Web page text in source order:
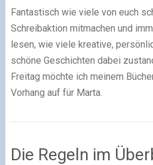
Fantastisch wie viele von euch
Schreibaktion mitmachen und
lesen, wie viele kreative,
schöne Geschichten dabei
Freitag möchte ich meinem
Vorhang auf für Marta.
Die Regeln im